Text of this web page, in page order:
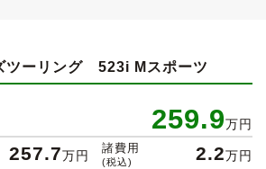
ツーリング 523i Mスポーツ
259.9万円
257.7万円 諸費用
(税込) 2.2万円